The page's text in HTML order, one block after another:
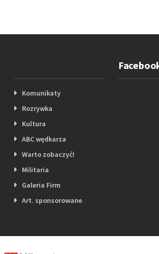
Komunikaty
Rozrywka
Kultura
ABC wędkarza
Warto zobaczyć!
Militaria
Galeria Firm
Art. sponsorowane